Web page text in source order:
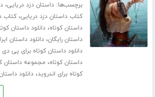
برچسب‌ها:داستان دزد دریایی،
کتاب داستان دزد دریایی،کتاب
داستان کوتاه،دانلود داستان
داستان رایگان،دانلود داستان
دانلود داستان کوتاه برای پی
داستان کوتاه، مجموعه داستان
کوتاه برای اندروید،دانلود